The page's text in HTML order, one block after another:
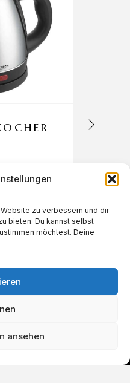
zu verbessern und dir
bieten. Du kannst selbst
möchtest. Deine
ansehen